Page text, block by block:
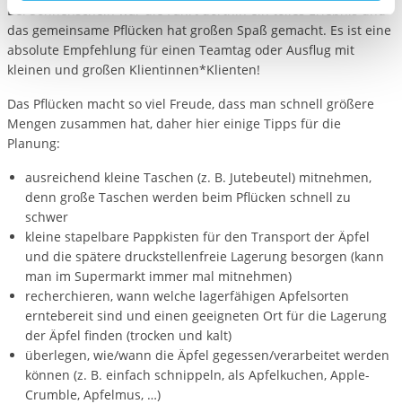
aufgerufenen und somit gewünschten Website-
Funktionen sind. Diese Cookies setzen wir aufgrund
berechtigter Interessen und daher unabhängig von einer
Einwilligung.
Bei Sonnenschein war die Fahrt dorthin ein tolles Erlebnis und
das gemeinsame Pflücken hat großen Spaß gemacht. Es ist eine
absolute Empfehlung für einen Teamtag oder Ausflug mit
kleinen und großen Klientinnen*Klienten!
Das Pflücken macht so viel Freude, dass man schnell größere
Mengen zusammen hat, daher hier einige Tipps für die
Planung:
ausreichend kleine Taschen (z. B. Jutebeutel) mitnehmen,
denn große Taschen werden beim Pflücken schnell zu
schwer
kleine stapelbare Pappkisten für den Transport der Äpfel
und die spätere druckstellenfreie Lagerung besorgen (kann
man im Supermarkt immer mal mitnehmen)
recherchieren, wann welche lagerfähigen Apfelsorten
erntebereit sind und einen geeigneten Ort für die Lagerung
der Äpfel finden (trocken und kalt)
überlegen, wie/wann die Äpfel gegessen/verarbeitet werden
können (z. B. einfach schnippeln, als Apfelkuchen, Apple-
Crumble, Apfelmus, …)